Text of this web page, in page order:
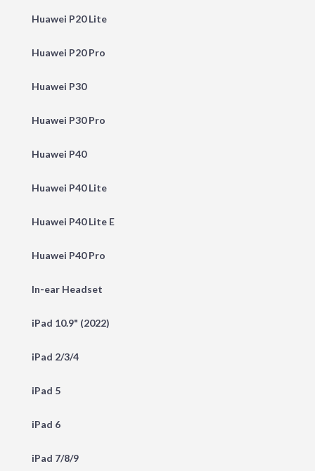
Huawei P20 Lite
Huawei P20 Pro
Huawei P30
Huawei P30 Pro
Huawei P40
Huawei P40 Lite
Huawei P40 Lite E
Huawei P40 Pro
In-ear Headset
iPad 10.9" (2022)
iPad 2/3/4
iPad 5
iPad 6
iPad 7/8/9